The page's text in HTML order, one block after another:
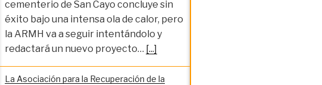
cementerio de San Cayo concluye sin
éxito bajo una intensa ola de calor, pero
la ARMH va a seguir intentándolo y
redactará un nuevo proyecto… [...]
La Asociación para la Recuperación de la